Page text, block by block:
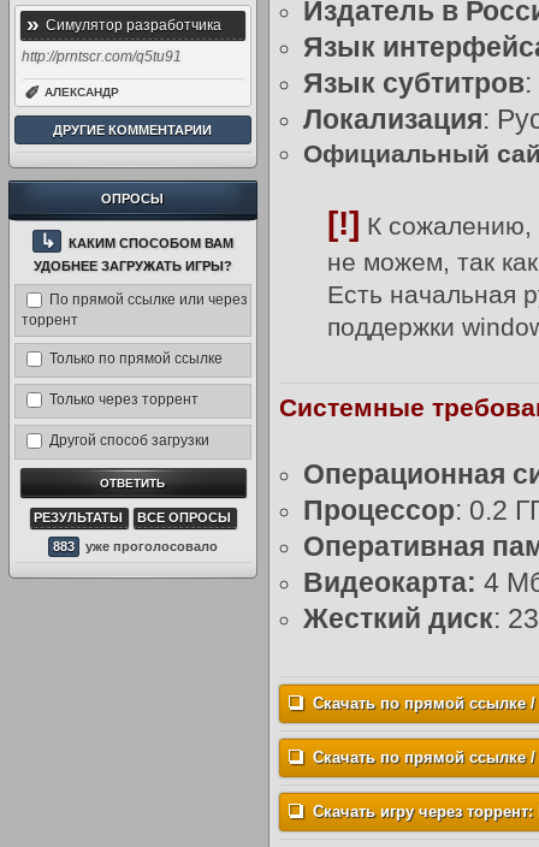
Издатель в
Язык
Язык субтитров
Локализация:
Официальный
[!] К сожалению,
не можем, так
Есть начальная
поддержки
Системные
Операционная
Процессор: 0.2
Оперативная
Видеокарта: 4
Жесткий диск:
Скачать по прямой ссылке /
Скачать по прямой ссылке /
Скачать игру через
» Симулятор разработчика
игр / Game Dev Tycoon v1.5.12
(2013) [Rus / UA / Eng] +
редактор
http://prntscr.com/q5tu91
✐ АЛЕКСАНДР
ДРУГИЕ КОММЕНТАРИИ
ОПРОСЫ
↳
КАКИМ СПОСОБОМ ВАМ
УДОБНЕЕ ЗАГРУЖАТЬ ИГРЫ?
По прямой ссылке или через
торрент
Только по прямой ссылке
Только через торрент
Другой способ загрузки
РЕЗУЛЬТАТЫ
ВСЕ ОПРОСЫ
883
уже проголосовало